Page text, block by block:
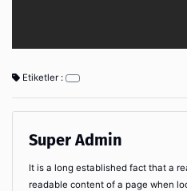
Etiketler :
Super Admin
It is a long established fact that a
readable content of a page when